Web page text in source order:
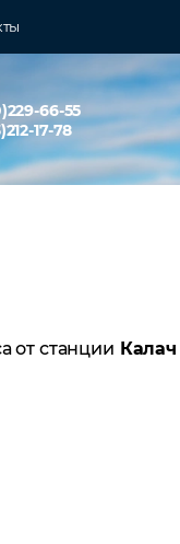
66-55
17-78
от станции Калач